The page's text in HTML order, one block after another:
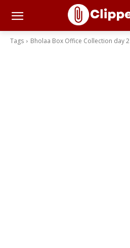
Tags Bholaa Box Office Collection day 2